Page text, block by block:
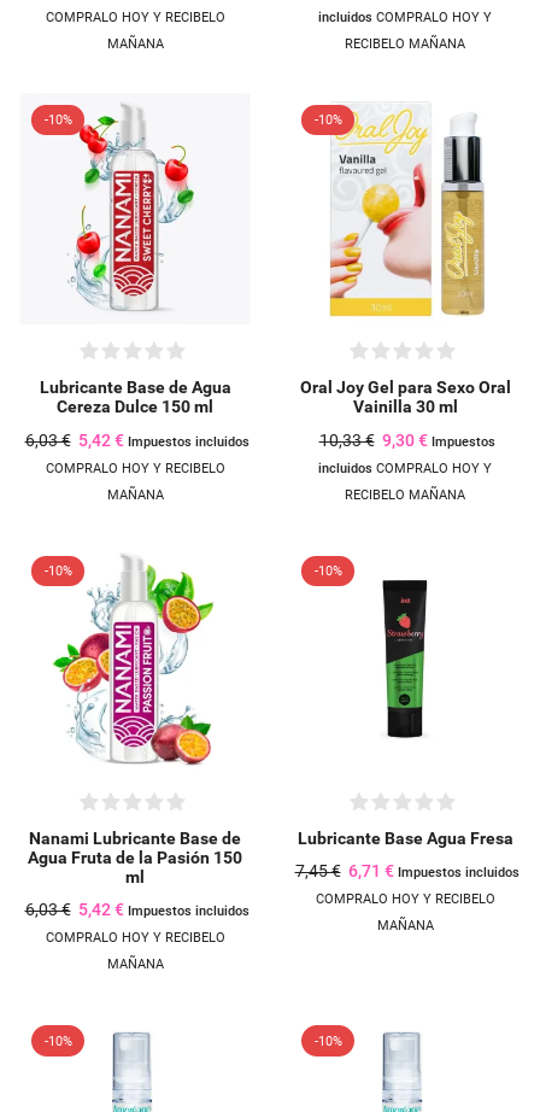
COMPRALO HOY Y RECIBELO
MAÑANA
incluidos COMPRALO HOY Y
RECIBELO MAÑANA
-10%
Lubricante Base de Agua
Cereza Dulce 150 ml
6,03 € 5,42 € Impuestos incluidos
COMPRALO HOY Y RECIBELO
MAÑANA
-10%
Oral Joy Gel para Sexo Oral
Vainilla 30 ml
10,33 € 9,30 € Impuestos
incluidos COMPRALO HOY Y
RECIBELO MAÑANA
-10%
Nanami Lubricante Base de
Agua Fruta de la Pasión 150
ml
6,03 € 5,42 € Impuestos incluidos
COMPRALO HOY Y RECIBELO
MAÑANA
-10%
Lubricante Base Agua Fresa
7,45 € 6,71 € Impuestos incluidos
COMPRALO HOY Y RECIBELO
MAÑANA
-10% -10%